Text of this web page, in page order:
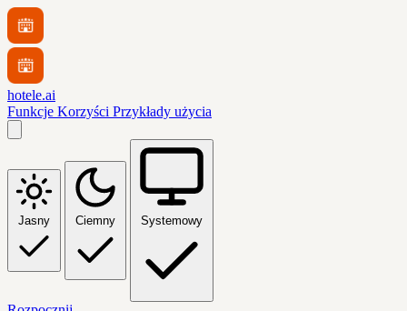
hotele.ai
Funkcje Korzyści Przykłady użycia
Jasny Ciemny Systemowy